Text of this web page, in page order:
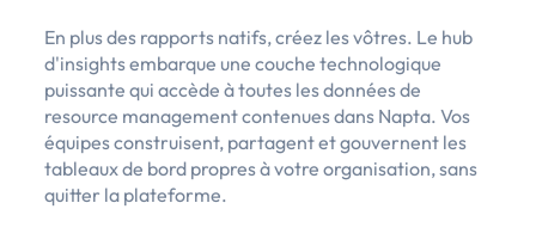
En plus des rapports natifs, créez les vôtres. Le hub
d'insights embarque une couche technologique
puissante qui accède à toutes les données de
resource management contenues dans Napta. Vos
équipes construisent, partagent et gouvernent les
tableaux de bord propres à votre organisation, sans
quitter la plateforme.